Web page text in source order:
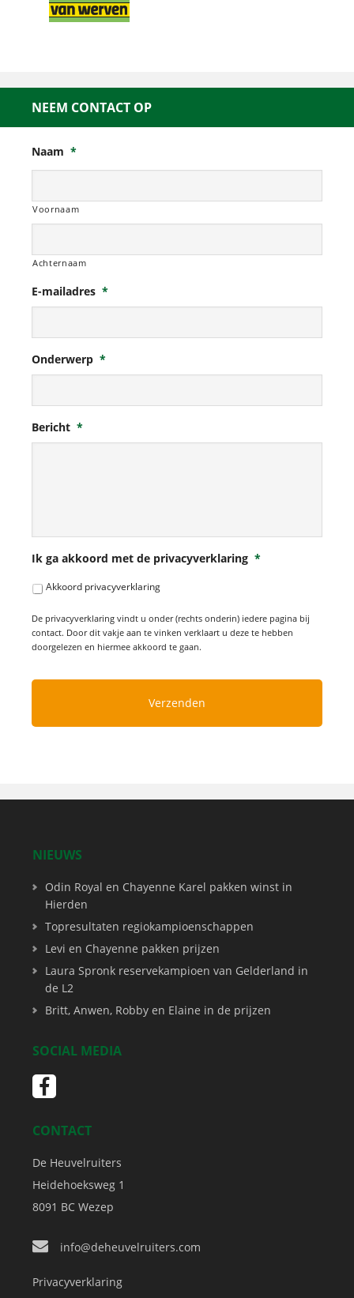
NEEM CONTACT OP
Naam *
Voornaam
Achternaam
E-mailadres *
Onderwerp *
Bericht *
Ik ga akkoord met de privacyverklaring *
Akkoord privacyverklaring
De privacyverklaring vindt u onder (rechts onderin) iedere pagina bij
contact. Door dit vakje aan te vinken verklaart u deze te hebben
doorgelezen en hiermee akkoord te gaan.
NIEUWS
Odin Royal en Chayenne Karel pakken winst in
Hierden
Topresultaten regiokampioenschappen
Levi en Chayenne pakken prijzen
Laura Spronk reservekampioen van Gelderland in
de L2
Britt, Anwen, Robby en Elaine in de prijzen
SOCIAL MEDIA
CONTACT
De Heuvelruiters
Heidehoeksweg 1
8091 BC Wezep
info@deheuvelruiters.com
Privacyverklaring